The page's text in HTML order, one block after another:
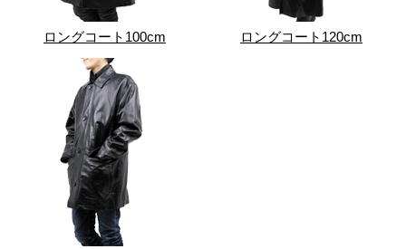
ロングコート100cm ロングコート120cm